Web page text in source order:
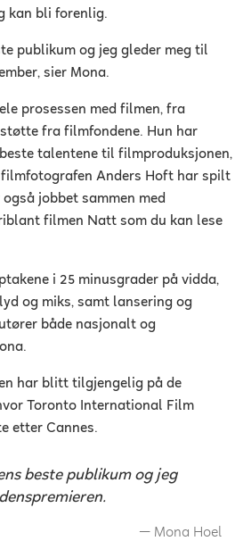
kan bli forenlig.
publikum og jeg gleder meg til
sier Mona.
prosessen med filmen, fra
fra filmfondene. Hun har
talentene til filmproduksjonen,
Anders Hoft har spilt
jobbet sammen med
filmen Natt som du kan lese
i 25 minusgrader på vidda,
og miks, samt lansering og
både nasjonalt og
har blitt tilgjengelig på de
Toronto International Film
etter Cannes.
beste publikum og jeg
Mona Hoel